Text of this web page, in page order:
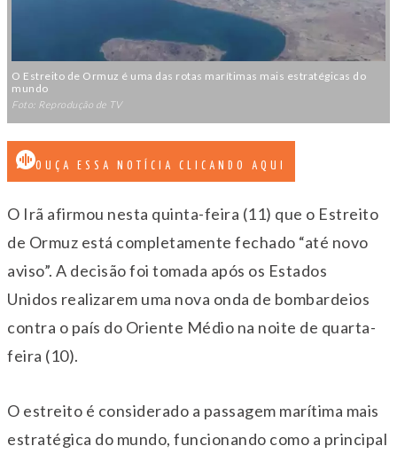
O Estreito de Ormuz é uma das rotas marítimas mais estratégicas do
mundo
Foto: Reprodução de TV
OUÇA ESSA NOTÍCIA CLICANDO AQUI
O Irã afirmou nesta quinta-feira (11) que o Estreito
de Ormuz está completamente fechado “até novo
aviso”. A decisão foi tomada após os Estados
Unidos realizarem uma nova onda de bombardeios
contra o país do Oriente Médio na noite de quarta-
feira (10).
O estreito é considerado a passagem marítima mais
estratégica do mundo, funcionando como a principal